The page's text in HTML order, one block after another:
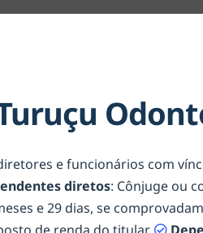
e funcionários com
diretos: Cônjuge ou
e 29 dias, se